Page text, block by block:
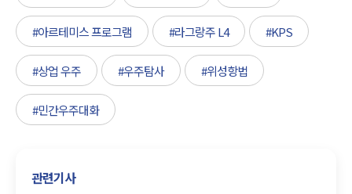
#아르테미스 프로그램 #라그랑주 L4 #KPS
#상업 우주 #우주탐사 #위성항법
#민간우주대화
관련기사